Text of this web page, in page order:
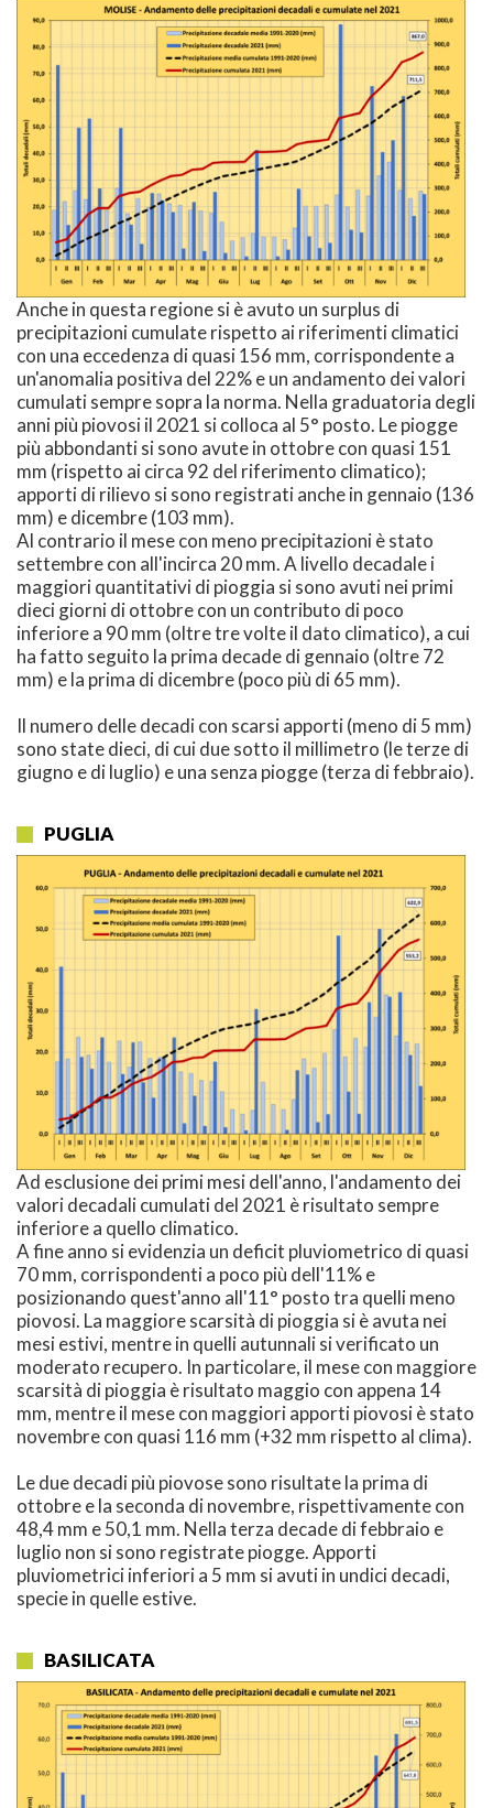
Anche in questa regione si è avuto un surplus di
precipitazioni cumulate rispetto ai riferimenti climatici
con una eccedenza di quasi 156 mm, corrispondente a
un'anomalia positiva del 22% e un andamento dei valori
cumulati sempre sopra la norma. Nella graduatoria degli
anni più piovosi il 2021 si colloca al 5° posto. Le piogge
più abbondanti si sono avute in ottobre con quasi 151
mm (rispetto ai circa 92 del riferimento climatico);
apporti di rilievo si sono registrati anche in gennaio (136
mm) e dicembre (103 mm).
Al contrario il mese con meno precipitazioni è stato
settembre con all'incirca 20 mm. A livello decadale i
maggiori quantitativi di pioggia si sono avuti nei primi
dieci giorni di ottobre con un contributo di poco
inferiore a 90 mm (oltre tre volte il dato climatico), a cui
ha fatto seguito la prima decade di gennaio (oltre 72
mm) e la prima di dicembre (poco più di 65 mm).
Il numero delle decadi con scarsi apporti (meno di 5 mm)
sono state dieci, di cui due sotto il millimetro (le terze di
giugno e di luglio) e una senza piogge (terza di febbraio).
PUGLIA
Ad esclusione dei primi mesi dell'anno, l'andamento dei
valori decadali cumulati del 2021 è risultato sempre
inferiore a quello climatico.
A fine anno si evidenzia un deficit pluviometrico di quasi
70 mm, corrispondenti a poco più dell'11% e
posizionando quest'anno all'11° posto tra quelli meno
piovosi. La maggiore scarsità di pioggia si è avuta nei
mesi estivi, mentre in quelli autunnali si verificato un
moderato recupero. In particolare, il mese con maggiore
scarsità di pioggia è risultato maggio con appena 14
mm, mentre il mese con maggiori apporti piovosi è stato
novembre con quasi 116 mm (+32 mm rispetto al clima).
Le due decadi più piovose sono risultate la prima di
ottobre e la seconda di novembre, rispettivamente con
48,4 mm e 50,1 mm. Nella terza decade di febbraio e
luglio non si sono registrate piogge. Apporti
pluviometrici inferiori a 5 mm si avuti in undici decadi,
specie in quelle estive.
BASILICATA